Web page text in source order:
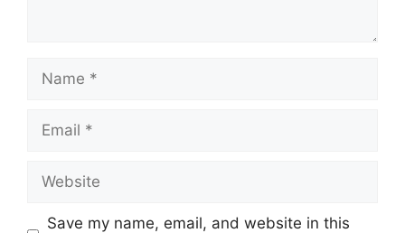
Name
Email
Website
Save my name, email, and website in this